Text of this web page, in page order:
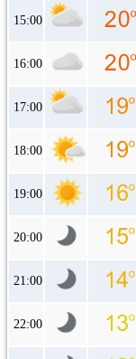
15:00
16:00
17:00
18:00
19:00
20:00
21:00
22:00